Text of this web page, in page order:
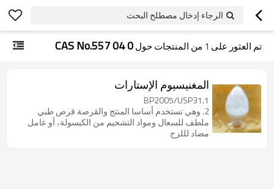
الرجاء إدخال مصطلح البحث
تم العثور على 1 من المنتجات حولCAS No.557 04 0
المغنيسيوم الإستارات
1.BP2005/USP31
2. وهي تستخدم أساسا المنتج والقرصة قرص طبي
ملطف للسعال ومواد التشحيم من الكبسولة، أو عامل
مضاد لللزج